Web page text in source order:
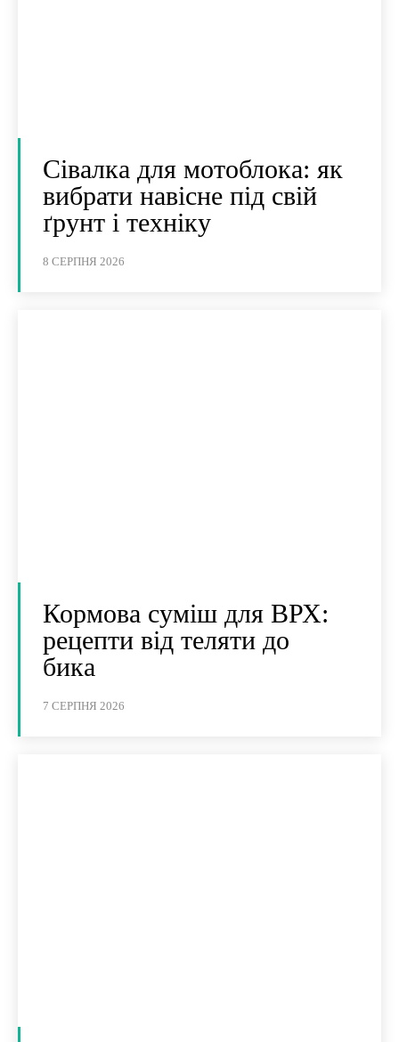
Сівалка для мотоблока: як
вибрати навісне під свій
ґрунт і техніку
8 СЕРПНЯ 2026
Кормова суміш для ВРХ:
рецепти від теляти до
бика
7 СЕРПНЯ 2026